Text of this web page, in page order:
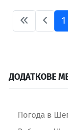
1
ДОДАТКОВЕ
Погода в